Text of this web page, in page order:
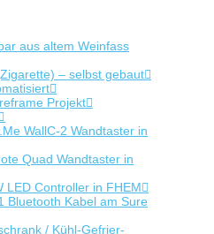
aus altem Weinfass
– selbst gebaut
Projekt
WallC-2 Wandtaster in
Quad Wandtaster in
LED Controller in FHEM
Bluetooth Kabel am Sure
/ Kühl-Gefrier-